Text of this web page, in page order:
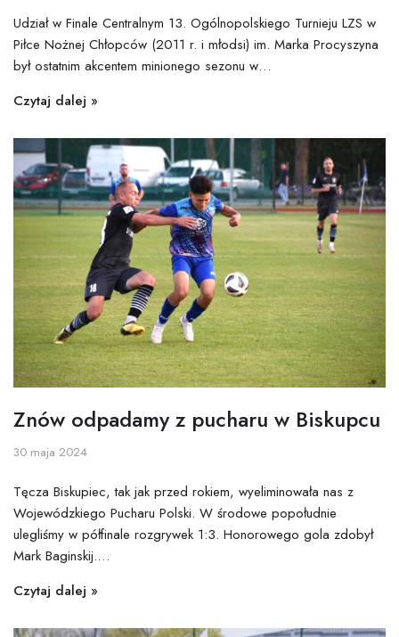
Udział w Finale Centralnym 13. Ogólnopolskiego Turnieju LZS w
Piłce Nożnej Chłopców (2011 r. i młodsi) im. Marka Procyszyna
był ostatnim akcentem minionego sezonu w…
Czytaj dalej »
Znów odpadamy z pucharu w Biskupcu
30 maja 2024
Tęcza Biskupiec, tak jak przed rokiem, wyeliminowała nas z
Wojewódzkiego Pucharu Polski. W środowe popołudnie
ulegliśmy w półfinale rozgrywek 1:3. Honorowego gola zdobył
Mark Baginskij.…
Czytaj dalej »